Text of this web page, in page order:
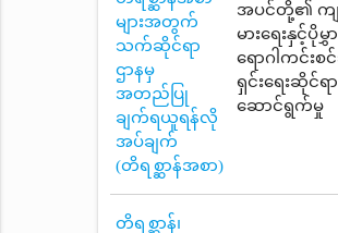
များအတွက်
သက်ဆိုင်ရာ
ဌာနမှ
အတည်ပြု
ချက်ရယူရန်လို
အပ်ချက်
(တိရစ္ဆာန်အစာ)
အပင်တို့၏ ကျ
မားရေးနှင့်ပိုမွှာ
ရောဂါကင်းစ
ရှင်းရေးဆိုင်ရ
ဆောင်ရွက်မှု
တိရစ္ဆာန်၊